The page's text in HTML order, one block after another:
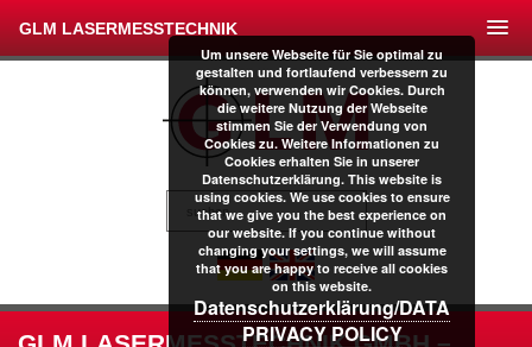
GLM LASERMESSTECHNIK
Um unsere Webseite für Sie optimal zu
gestalten und fortlaufend verbessern zu
können, verwenden wir Cookies. Durch
die weitere Nutzung der Webseite
stimmen Sie der Verwendung von
Cookies zu. Weitere Informationen zu
Cookies erhalten Sie in unserer
Datenschutzerklärung. This website is
using cookies. We use cookies to ensure
that we give you the best experience on
our website. If you continue without
changing your settings, we will assume
that you are happy to receive all cookies
on this website.
Datenschutzerklärung/DATA
PRIVACY POLICY